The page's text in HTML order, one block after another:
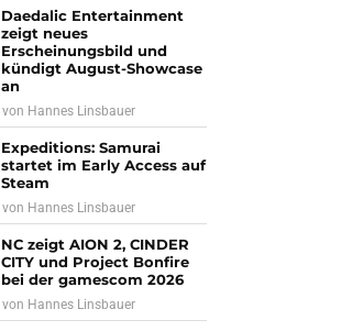
Daedalic Entertainment
zeigt neues
Erscheinungsbild und
kündigt August-Showcase
an
von Hannes Linsbauer
Expeditions: Samurai
startet im Early Access auf
Steam
von Hannes Linsbauer
NC zeigt AION 2, CINDER
CITY und Project Bonfire
bei der gamescom 2026
von Hannes Linsbauer